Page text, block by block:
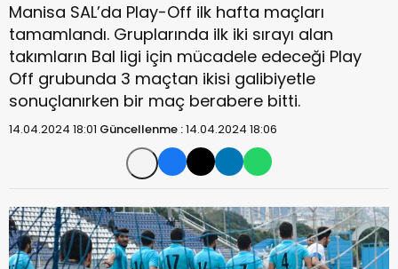
Manisa SAL’da Play-Off ilk hafta maçları
tamamlandı. Gruplarında ilk iki sırayı alan
takımların Bal ligi için mücadele edeceği Play
Off grubunda 3 maçtan ikisi galibiyetle
sonuçlanırken bir maç berabere bitti.
14.04.2024 18:01 Güncellenme :14.04.2024 18:06